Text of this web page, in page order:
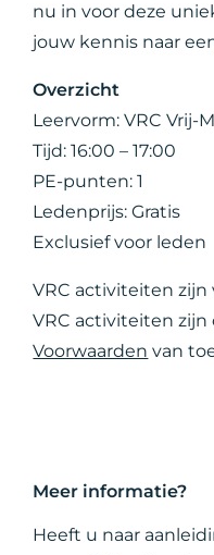
nu in voor deze
jouw kennis naar
Overzicht
Leervorm: VRC Vrij-
Tijd: 16:00 – 17:00
PE-punten: 1
Ledenprijs: Gratis
Exclusief voor leden
VRC activiteiten zijn
VRC activiteiten
Voorwaarden van
Meer informatie?
Heeft u naar